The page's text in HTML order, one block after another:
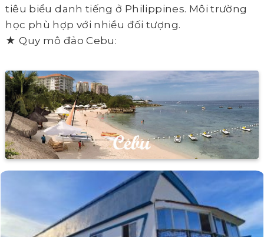
tiêu biểu danh tiếng ở Philippines. Môi trường
học phù hợp với nhiều đối tượng.
★ Quy mô đảo Cebu: